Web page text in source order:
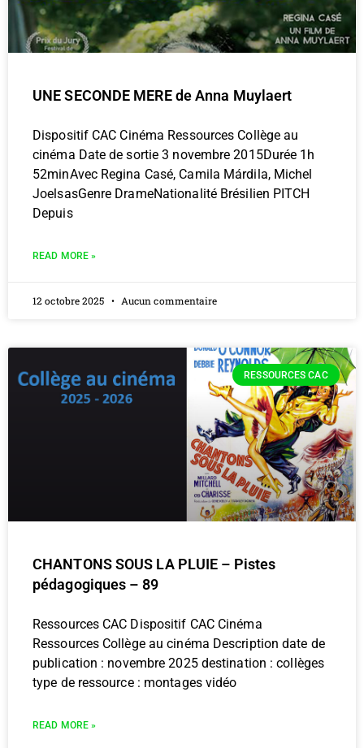
UNE SECONDE MERE de Anna Muylaert
Dispositif CAC Cinéma Ressources Collège au
cinéma Date de sortie 3 novembre 2015Durée 1h
52minAvec Regina Casé, Camila Márdila, Michel
JoelsasGenre DrameNationalité Brésilien PITCH
Depuis
READ MORE »
12 octobre 2025 Aucun commentaire
RESSOURCES CAC
CHANTONS SOUS LA PLUIE – Pistes
pédagogiques – 89
Ressources CAC Dispositif CAC Cinéma
Ressources Collège au cinéma Description date de
publication : novembre 2025 destination : collèges
type de ressource : montages vidéo
READ MORE »